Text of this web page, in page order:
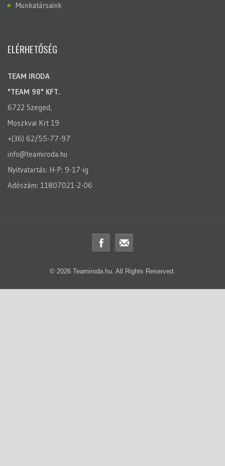
Munkatársaink
ELÉRHETŐSÉG
TEAM IRODA
"TEAM 98" KFT.
6722 Szeged,
Moszkvai Krt 19
+(36) 62/55-77-97
info@teamiroda.hu
Nyitvatartás: H-P: 9-17-ig
Adószám: 11807021-2-06
© 2026 Teamiroda.hu. All Rights Reserved.